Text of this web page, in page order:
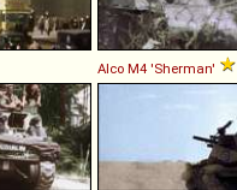
Alco M4 'Sherman'